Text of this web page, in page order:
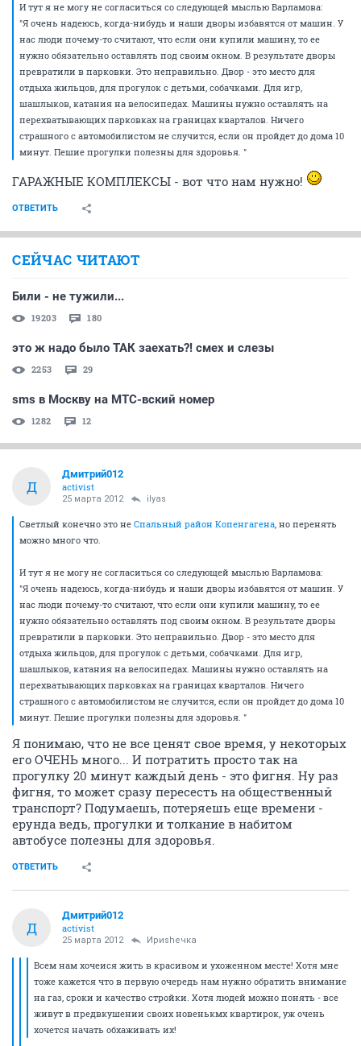
И тут я не могу не согласиться со следующей мыслью Варламова:
"Я очень надеюсь, когда-нибудь и наши дворы избавятся от машин. У
нас люди почему-то считают, что если они купили машину, то ее
нужно обязательно оставлять под своим окном. В результате дворы
превратили в парковки. Это неправильно. Двор - это место для
отдыха жильцов, для прогулок с детьми, собачками. Для игр,
шашлыков, катания на велосипедах. Машины нужно оставлять на
перехватывающих парковках на границах кварталов. Ничего
страшного с автомобилистом не случится, если он пройдет до дома 10
минут. Пешие прогулки полезны для здоровья. "
ГАРАЖНЫЕ КОМПЛЕКСЫ - вот что нам нужно!
ОТВЕТИТЬ
СЕЙЧАС ЧИТАЮТ
Били - не тужили...
19203 180
это ж надо было ТАК заехать?! смех и слезы
2253 29
sms в Москву на МТС-вский номер
1282 12
Д
Дмитрий012
activist
25 марта 2012 ilyas
Светлый конечно это не Спальный район Копенгагена, но перенять
можно много что.
И тут я не могу не согласиться со следующей мыслью Варламова:
"Я очень надеюсь, когда-нибудь и наши дворы избавятся от машин. У
нас люди почему-то считают, что если они купили машину, то ее
нужно обязательно оставлять под своим окном. В результате дворы
превратили в парковки. Это неправильно. Двор - это место для
отдыха жильцов, для прогулок с детьми, собачками. Для игр,
шашлыков, катания на велосипедах. Машины нужно оставлять на
перехватывающих парковках на границах кварталов. Ничего
страшного с автомобилистом не случится, если он пройдет до дома 10
минут. Пешие прогулки полезны для здоровья. "
Я понимаю, что не все ценят свое время, у некоторых
его ОЧЕНЬ много... И потратить просто так на
прогулку 20 минут каждый день - это фигня. Ну раз
фигня, то может сразу пересесть на общественный
транспорт? Подумаешь, потеряешь еще времени -
ерунда ведь, прогулки и толкание в набитом
автобусе полезны для здоровья.
ОТВЕТИТЬ
Д
Дмитрий012
activist
25 марта 2012 Ириshечка
Всем нам хочеися жить в красивом и ухоженном месте! Хотя мне
тоже кажется что в первую очередь нам нужно обратить внимание
на газ, сроки и качество стройки. Хотя людей можно понять - все
живут в предвкушении своих новенькмх квартирок, уж очень
хочется начать обхаживать их!